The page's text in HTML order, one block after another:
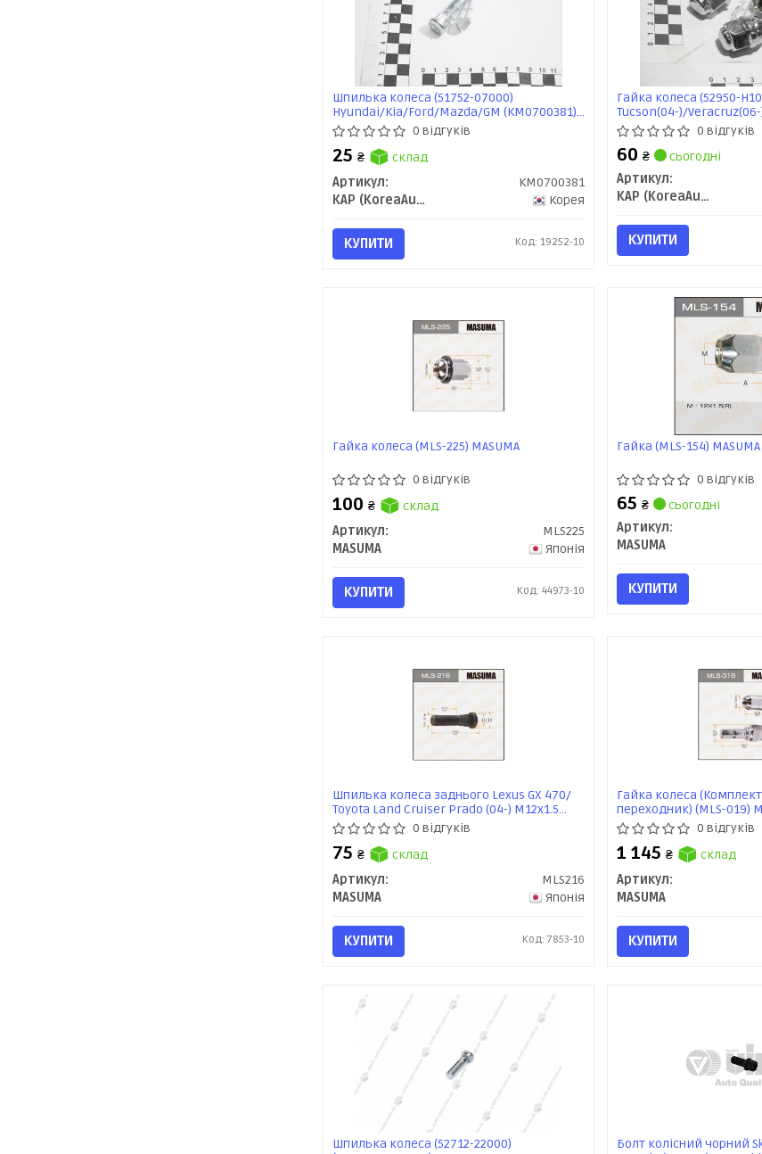
Шпилька колеса (51752-07000)
Hyundai/Kia/Ford/Mazda/GM (KM0700381)
KAP
0 відгуків
25 ₴
склад
Артикул:
KM0700381
KAP (KoreaAutoParts)
Корея
КУПИТИ Код: 19252-10
Гайка колеса (52950-
Tucson(04-)/Veracruz(06-
0 відгуків
60₴
сьогодні
Артикул:
KAP (KoreaAutoParts)
КУПИТИ
Гайка колеса (MLS-225) MASUMA
0 відгуків
100 ₴
склад
Артикул:
MLS225
MASUMA
Японія
КУПИТИ Код: 44973-10
Гайка (MLS-154) MASUMA
0 відгуків
65₴
сьогодні
Артикул:
MASUMA
КУПИТИ
Шпилька колеса заднього Lexus GX 470/
Toyota Land Cruiser Prado (04-) M12x1.5
(MLS-216) MASUMA0 відгуків
75 ₴
склад
Артикул:
MLS216
MASUMA
Японія
КУПИТИ Код: 7853-10
Гайка колеса
переходник) (MLS-019)
0 відгуків
1 145₴
склад
Артикул:
MASUMA
КУПИТИ
Шпилька колеса (52712-22000)
Болт колісний чорний